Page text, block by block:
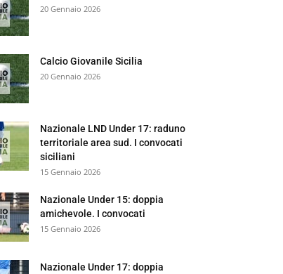
20 Gennaio 2026
Calcio Giovanile Sicilia
20 Gennaio 2026
Nazionale LND Under 17: raduno
territoriale area sud. I convocati
siciliani
15 Gennaio 2026
Nazionale Under 15: doppia
amichevole. I convocati
15 Gennaio 2026
Nazionale Under 17: doppia